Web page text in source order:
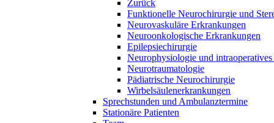
Zurück
Funktionelle Neurochirurgie und
Neurovaskuläre Erkrankungen
Neuroonkologische Erkrankungen
Epilepsiechirurgie
Neurophysiologie und
Neurotraumatologie
Pädiatrische Neurochirurgie
Wirbelsäulenerkrankungen
Sprechstunden und Ambulanztermine
Stationäre Patienten